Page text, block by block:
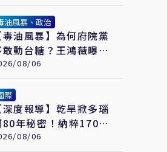
油風暴、政治
毒油風暴】為何府院黨
敢動台糖？王鴻薇曝董
構：根本綠糖
08/06
際
深度報導】乾旱掀多瑙
80年秘密！納粹170艘
船重見天日 塞爾維亞
08/06